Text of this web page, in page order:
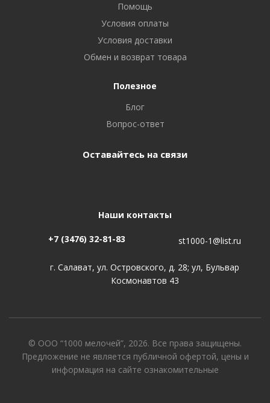
Помощь
Условия оплаты
Условия доставки
Обмен и возврат товара
Полезное
Блог
Вопрос-ответ
Оставайтесь на связи
Наши контакты
+7 (3476) 32-81-83 st1000-1@list.ru
г. Салават, ул. Островского, д. 28; ул, Бульвар
Космонавтов 43
© ООО “1000 мелочей”, 2026. Все права защищены.
Предложение не является публичной офертой, цены и
информация на сайте ознакомительные